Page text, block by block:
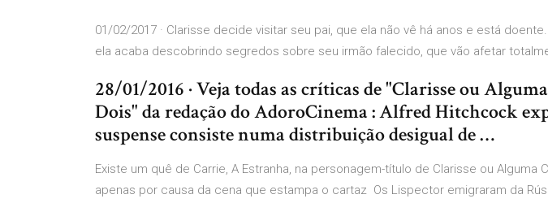
01/02/2017 · Clarisse decide visitar seu pai, que ela não vê há anos e está
ela acaba descobrindo segredos sobre seu irmão falecido, que vão afetar
28/01/2016 · Veja todas as críticas de "Clarisse ou
Dois" da redação do AdoroCinema : Alfred Hitchcock
suspense consiste numa distribuição desigual de …
Existe um quê de Carrie, A Estranha, na personagem-título de Clarisse ou Alguma
apenas por causa da cena que estampa o cartaz Os Lispector emigraram da